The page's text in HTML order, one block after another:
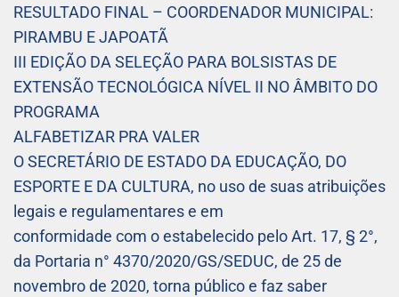
RESULTADO FINAL – COORDENADOR MUNICIPAL:
PIRAMBU E JAPOATÃ
III EDIÇÃO DA SELEÇÃO PARA BOLSISTAS DE
EXTENSÃO TECNOLÓGICA NÍVEL II NO ÂMBITO DO
PROGRAMA
ALFABETIZAR PRA VALER
O SECRETÁRIO DE ESTADO DA EDUCAÇÃO, DO
ESPORTE E DA CULTURA, no uso de suas atribuições
legais e regulamentares e em
conformidade com o estabelecido pelo Art. 17, § 2°,
da Portaria n° 4370/2020/GS/SEDUC, de 25 de
novembro de 2020, torna público e faz saber